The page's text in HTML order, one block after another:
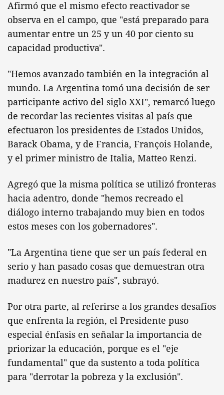
Afirmó que el mismo efecto reactivador se
observa en el campo, que "está preparado para
aumentar entre un 25 y un 40 por ciento su
capacidad productiva".
"Hemos avanzado también en la integración al
mundo. La Argentina tomó una decisión de ser
participante activo del siglo XXI", remarcó luego
de recordar las recientes visitas al país que
efectuaron los presidentes de Estados Unidos,
Barack Obama, y de Francia, François Holande,
y el primer ministro de Italia, Matteo Renzi.
Agregó que la misma política se utilizó fronteras
hacia adentro, donde "hemos recreado el
diálogo interno trabajando muy bien en todos
estos meses con los gobernadores".
"La Argentina tiene que ser un país federal en
serio y han pasado cosas que demuestran otra
madurez en nuestro país", subrayó.
Por otra parte, al referirse a los grandes desafíos
que enfrenta la región, el Presidente puso
especial énfasis en señalar la importancia de
priorizar la educación, porque es el "eje
fundamental" que da sustento a toda política
para "derrotar la pobreza y la exclusión".